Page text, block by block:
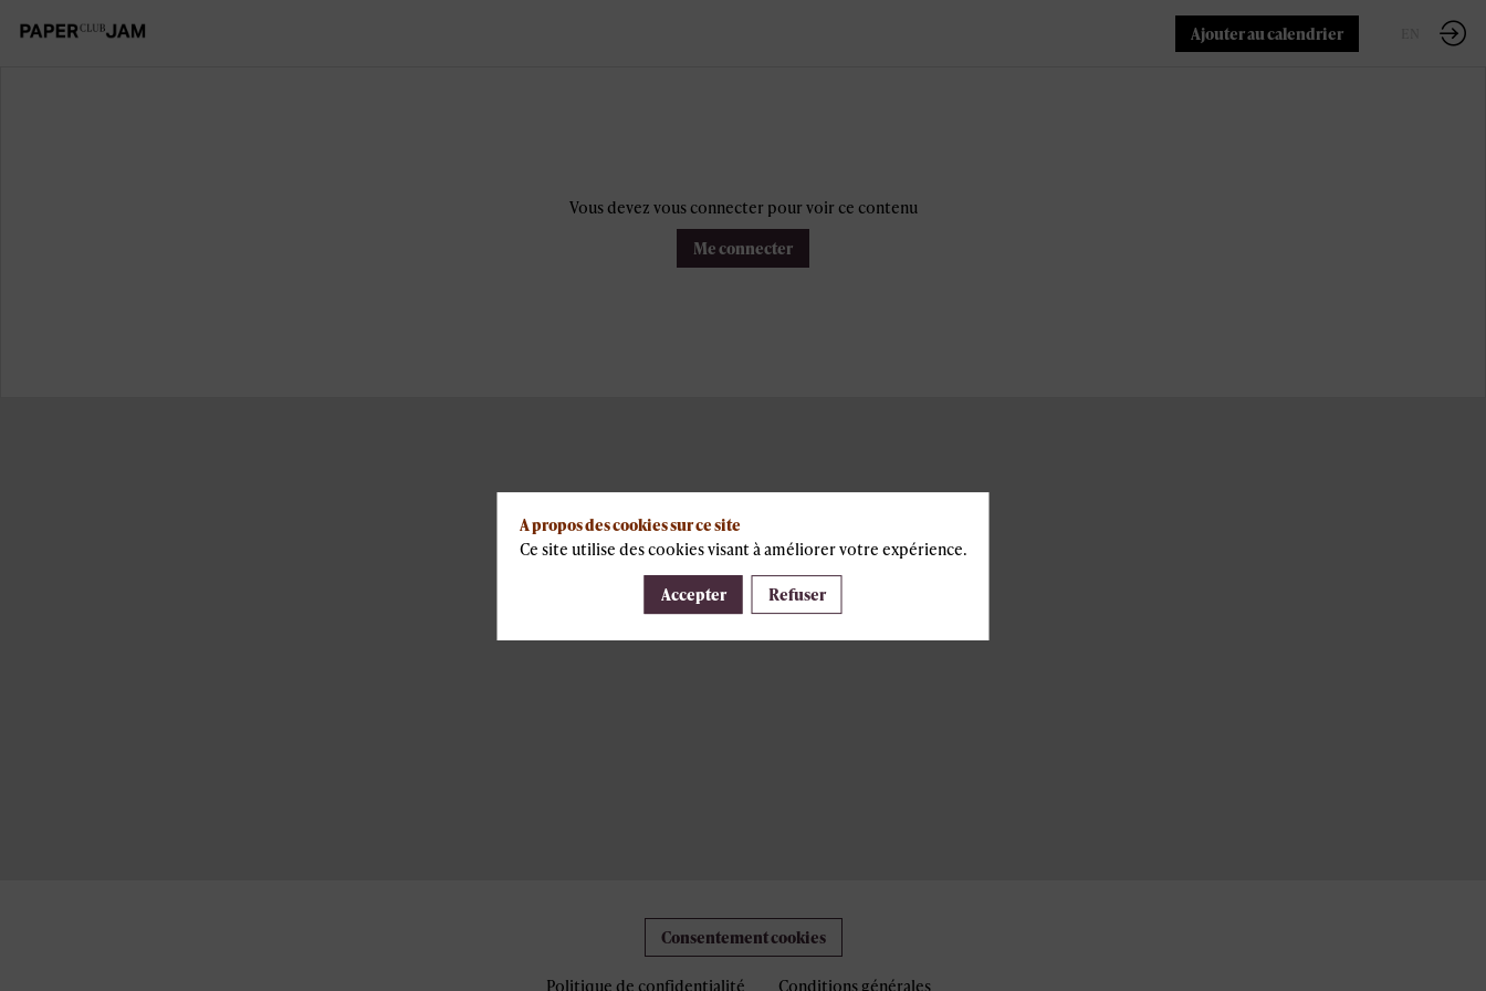
Ajouter au calendrier
Vous devez vous connecter pour voir ce contenu
Me connecter
Consentement cookies
Politique de confidentialité Conditions générales
A propos des cookies sur ce site
Ce site utilise des cookies visant à améliorer votre expérience.
Accepter Refuser